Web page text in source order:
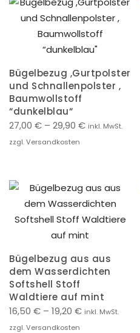
Bügelbezug ,Gurtpolster
und Schnallenpolster ,
Baumwollstoff
“dunkelblau“
27,00 € – 29,90 € inkl. MwSt.
zzgl. Versandkosten
Bügelbezug aus aus
dem Wasserdichten
Softshell Stoff
Waldtiere auf mint
16,50 € – 19,20 € inkl. MwSt.
zzgl. Versandkosten